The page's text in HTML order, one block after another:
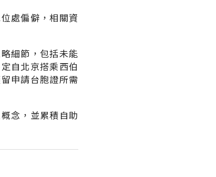
處偏僻，相關資
細節，包括未能
自北京搭乘西伯
申請台胞證所需
念，並累積自助